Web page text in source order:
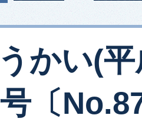
かい(
〔